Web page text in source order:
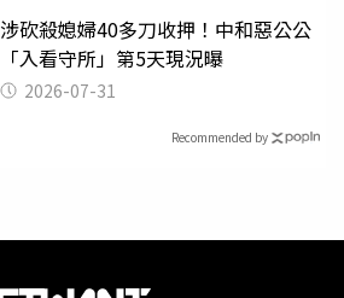
涉砍殺媳婦40多刀收押！中和惡公公
「入看守所」第5天現況曝
2026-07-31
Recommended by